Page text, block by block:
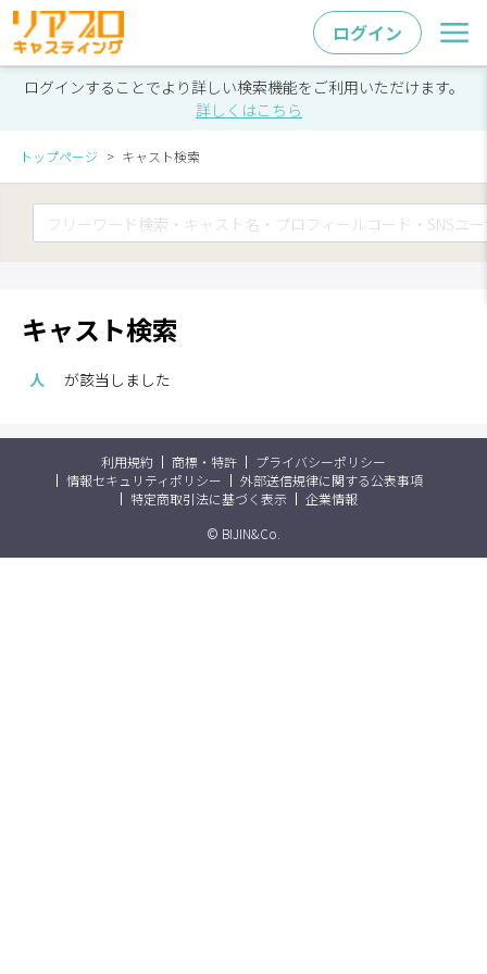
ログイン
ログインすることでより詳しい検索機能をご利用いただけます。
詳しくはこちら
トップページ キャスト検索
キャスト検索
人 が該当しました
利用規約 商標・特許
プライバシーポリシー
情報セキュリティポリシー
外部送信規律に関する公表事項
特定商取引法に基づく表示
企業情報
© BIJIN&Co.